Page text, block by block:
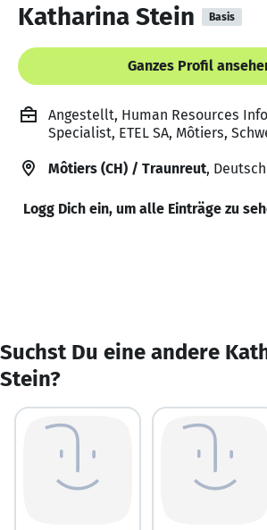
Katharina Stein Basis
Ganzes Profil
Angestellt, Human Resources
Specialist, ETEL SA, Môtiers,
Môtiers (CH) / Traunreut,
Logg Dich ein, um alle Einträge zu
Suchst Du eine andere
Stein?